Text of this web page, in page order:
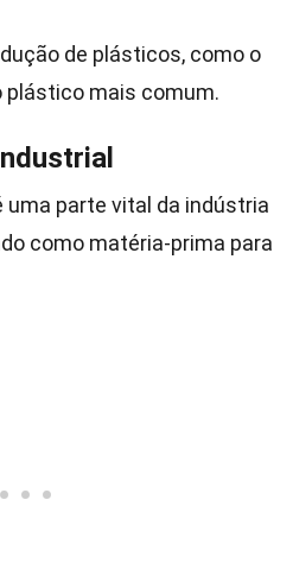
de plásticos, como o
plástico mais comum.
uma parte vital da indústria
como matéria-prima para